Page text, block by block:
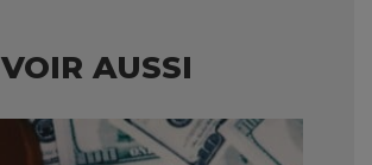
VOIR AUSSI